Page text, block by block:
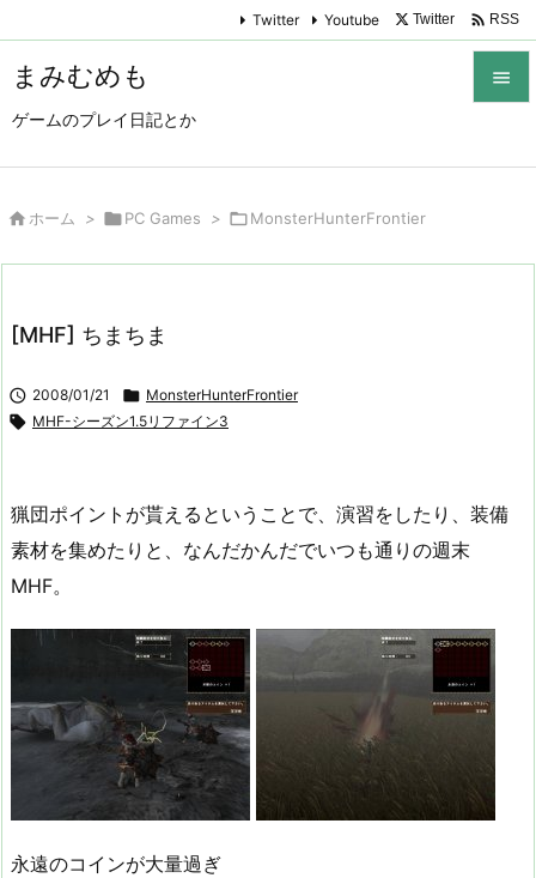
まみむめも
ゲームのプレイ日記とか

Twitter Youtube Twitter  RSS
 ホーム > PC Games > MonsterHunterFrontier
[MHF] ちまちま
 2008/01/21  MonsterHunterFrontier
 MHF-シーズン1.5リファイン3
猟団ポイントが貰えるということで、演習をしたり、装備
素材を集めたりと、なんだかんだでいつも通りの週末
MHF。
永遠のコインが大量過ぎ